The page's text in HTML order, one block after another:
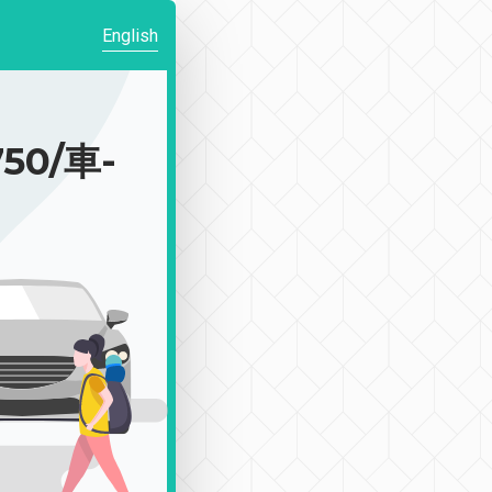
English
車-